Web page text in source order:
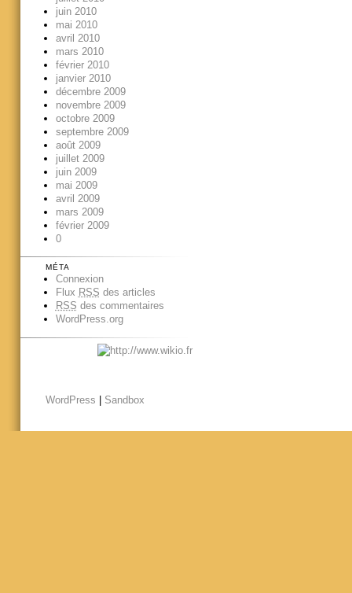
juin 2010
mai 2010
avril 2010
mars 2010
février 2010
janvier 2010
décembre 2009
novembre 2009
octobre 2009
septembre 2009
août 2009
juillet 2009
juin 2009
mai 2009
avril 2009
mars 2009
février 2009
0
MÉTA
Connexion
Flux RSS des articles
RSS des commentaires
WordPress.org
WordPress Sandbox